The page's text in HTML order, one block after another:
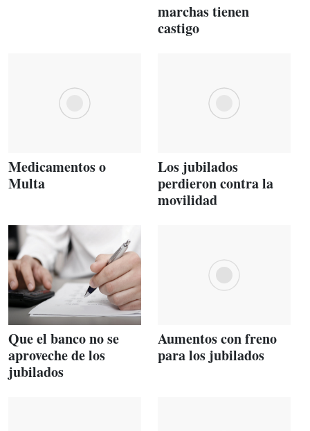
marchas tienen
castigo
Medicamentos o
Multa
Los jubilados
perdieron contra la
movilidad
Que el banco no se
aproveche de los
jubilados
Aumentos con freno
para los jubilados